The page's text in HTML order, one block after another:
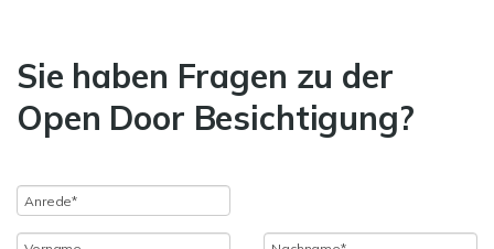
Sie haben Fragen zu der
Open Door Besichtigung?